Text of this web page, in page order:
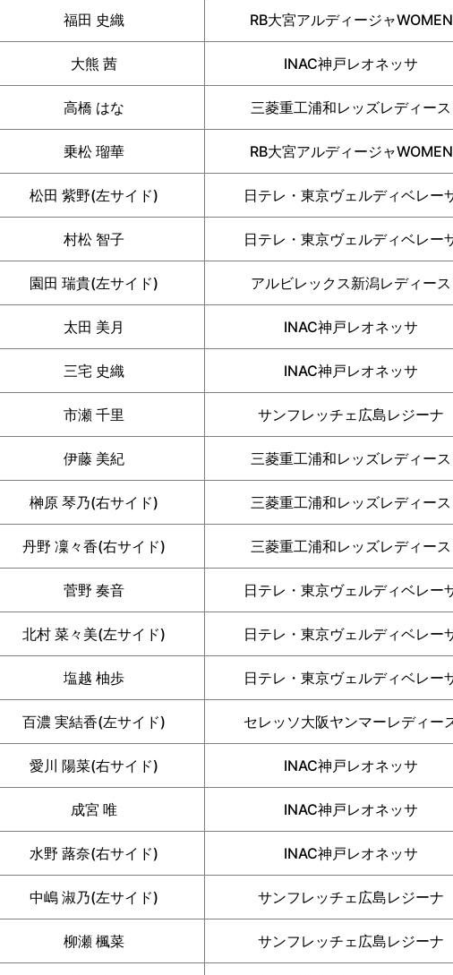
福田 史織 RB大宮アルディージャWOMEN
大熊 茜 INAC神戸レオネッサ
高橋 はな 三菱重工浦和レッズレディース
乗松 瑠華 RB大宮アルディージャWOMEN
松田 紫野(左サイド) 日テレ・東京ヴェルディベレー
村松 智子 日テレ・東京ヴェルディベレー
園田 瑞貴(左サイド) アルビレックス新潟レディース
太田 美月 INAC神戸レオネッサ
三宅 史織 INAC神戸レオネッサ
市瀬 千里 サンフレッチェ広島レジーナ
伊藤 美紀 三菱重工浦和レッズレディース
榊原 琴乃(右サイド) 三菱重工浦和レッズレディース
丹野 凜々香(右サイド) 三菱重工浦和レッズレディース
菅野 奏音 日テレ・東京ヴェルディベレー
北村 菜々美(左サイド) 日テレ・東京ヴェルディベレー
塩越 柚歩 日テレ・東京ヴェルディベレー
百濃 実結香(左サイド) セレッソ大阪ヤンマーレディー
愛川 陽菜(右サイド) INAC神戸レオネッサ
成宮 唯 INAC神戸レオネッサ
水野 蕗奈(右サイド) INAC神戸レオネッサ
中嶋 淑乃(左サイド) サンフレッチェ広島レジーナ
柳瀬 楓菜 サンフレッチェ広島レジーナ